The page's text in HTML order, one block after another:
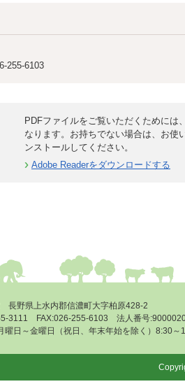
255-6103
PDFファイルをご覧いただくためには
なります。お持ちでない場合は、お使
ンストールしてください。
Adobe Readerをダウンロードする
長野県上水内郡信濃町大字柏原428-2
3111 FAX:026-255-6103 法人番号
曜日～金曜日（祝日、年末年始を除く）8:30～